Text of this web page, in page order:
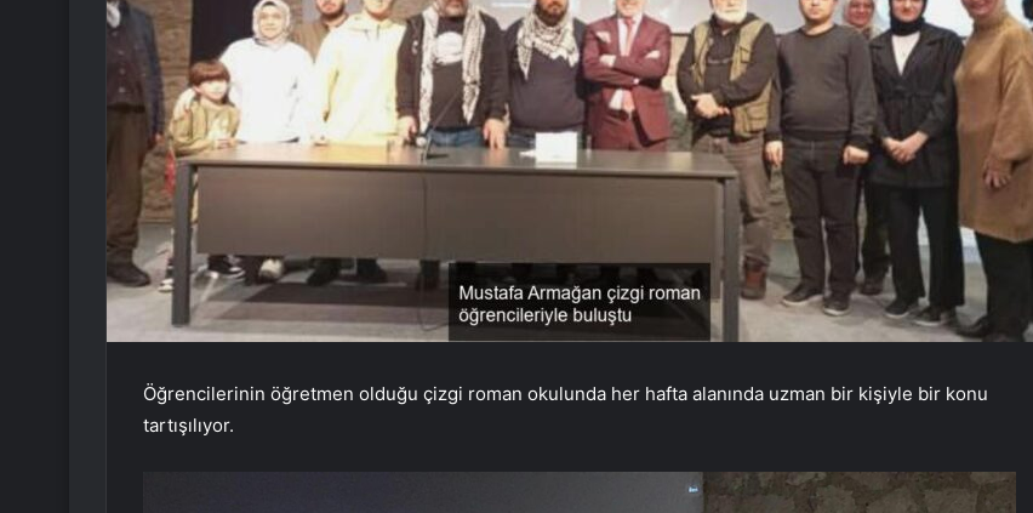
Öğrencilerinin öğretmen olduğu çizgi roman okulunda her hafta alanında uzman bir kişiyle bir konu
tartışılıyor.